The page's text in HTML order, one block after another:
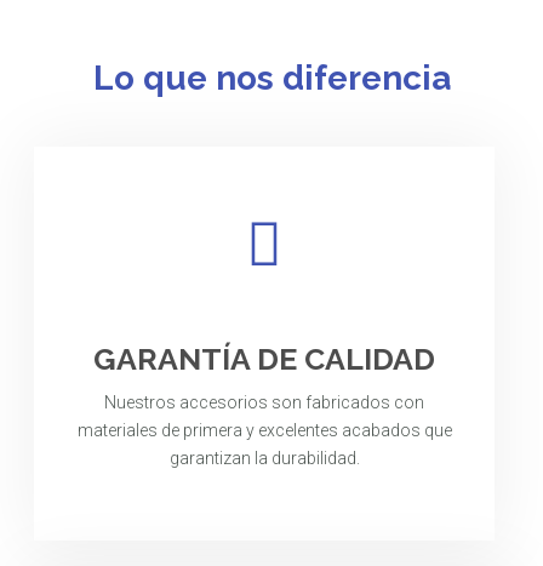
Lo que nos diferencia
GARANTÍA DE CALIDAD
Nuestros accesorios son fabricados con
materiales de primera y excelentes acabados que
garantizan la durabilidad.